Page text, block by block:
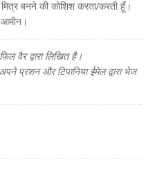
बनने की कोशिश करता/करती हूँ।
आमीन।
वैर द्वारा लिखित है।
प्रशन और टिपानिया ईमेल द्वारा भेज